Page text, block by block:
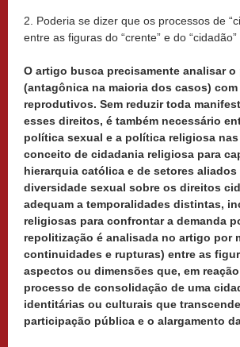
2. Poderia se dizer que os processos de
entre as figuras do “crente” e do
O artigo busca precisamente analisar
(antagônica na maioria dos casos)
reprodutivos. Sem reduzir toda
esses direitos, é também necessário
política sexual e a política religiosa
conceito de cidadania religiosa para
hierarquia católica e de setores
diversidade sexual sobre os direitos
adequam a temporalidades distintas,
religiosas para confrontar a demanda
repolitização é analisada no artigo por
continuidades e rupturas) entre as
aspectos ou dimensões que, em
processo de consolidação de uma
identitárias ou culturais que
participação pública e o alargamento